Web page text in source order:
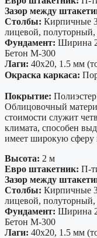
Зазор между
Столбы: Кирпичные
лицевой,
Фундамент: Ширина
Бетон М-300
Лаги: 40х20, 1.5 мм
Окраска каркаса:
Покрытие:
Облицовочный
стоимости служит
климата, способен
имеет широкую сферу
Высота: 2 м
Евро штакетник: П-
Зазор между
Столбы: Кирпичные
лицевой,
Фундамент: Ширина
Бетон М-300
Лаги: 40х20, 1.5 мм